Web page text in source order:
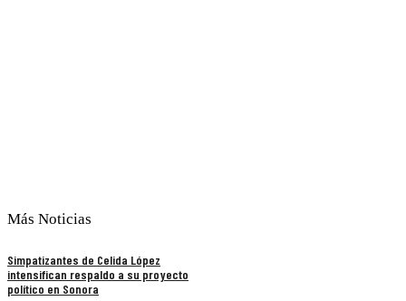
Más Noticias
Simpatizantes de Celida López
intensifican respaldo a su proyecto
político en Sonora